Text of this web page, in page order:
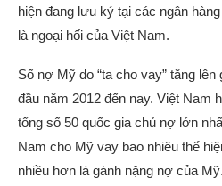
hiện đang lưu ký tại các ngân
là ngoại hối của Việt Nam.
Số nợ Mỹ do “ta cho vay” tăng
đầu năm 2012 đến nay. Việt Nam
tổng số 50 quốc gia chủ nợ lớn
Nam cho Mỹ vay bao nhiêu thể
nhiều hơn là gánh nặng nợ của